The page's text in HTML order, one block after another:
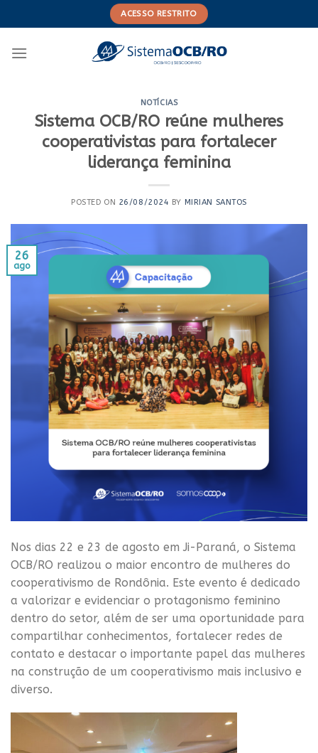
to
ACESSO RESTRITO
NOTÍCIAS
Sistema OCB/RO reúne mulheres
cooperativistas para fortalecer
liderança feminina
POSTED ON 26/08/2024 BY MIRIAN SANTOS
26
ago
Nos dias 22 e 23 de agosto em Ji-Paraná, o Sistema
OCB/RO realizou o maior encontro de mulheres do
cooperativismo de Rondônia. Este evento é dedicado
a valorizar e evidenciar o protagonismo feminino
dentro do setor, além de ser uma oportunidade para
compartilhar conhecimentos, fortalecer redes de
contato e destacar o importante papel das mulheres
na construção de um cooperativismo mais inclusivo e
diverso.